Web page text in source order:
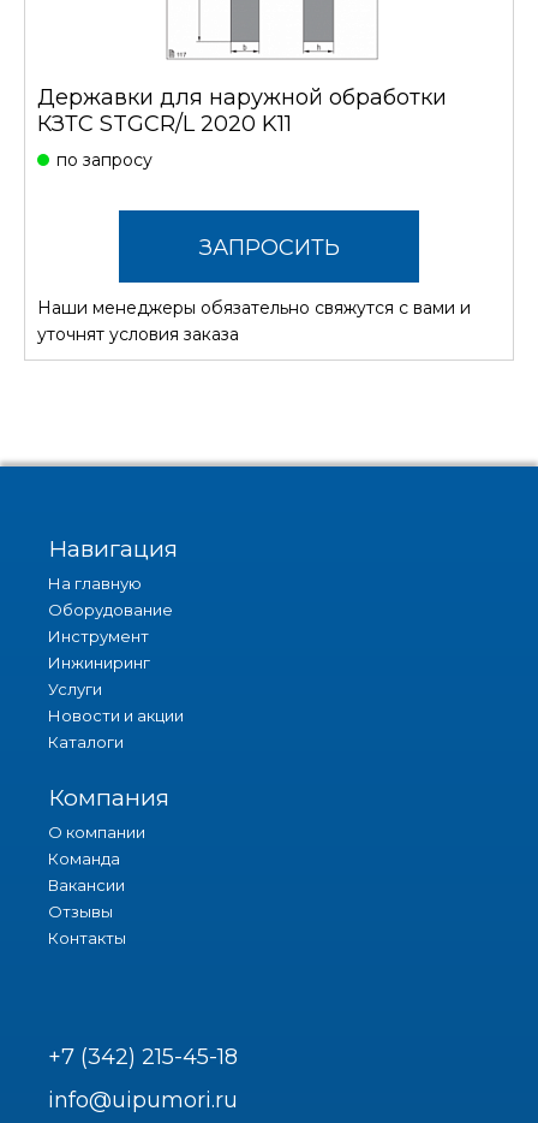
Державки для наружной обработки
КЗТС STGCR/L 2020 K11
по запросу
ЗАПРОСИТЬ
СТОИМОСТЬ
Наши менеджеры обязательно свяжутся с вами и
уточнят условия заказа
Навигация
На главную
Оборудование
Инструмент
Инжиниринг
Услуги
Новости и акции
Каталоги
Компания
О компании
Команда
Вакансии
Отзывы
Контакты
+7 (342) 215-45-18
info@uipumori.ru